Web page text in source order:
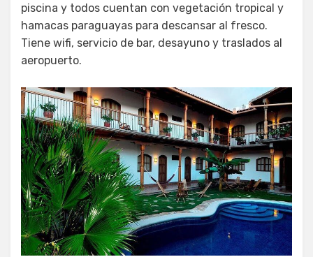
piscina y todos cuentan con vegetación tropical y
hamacas paraguayas para descansar al fresco.
Tiene wifi, servicio de bar, desayuno y traslados al
aeropuerto.